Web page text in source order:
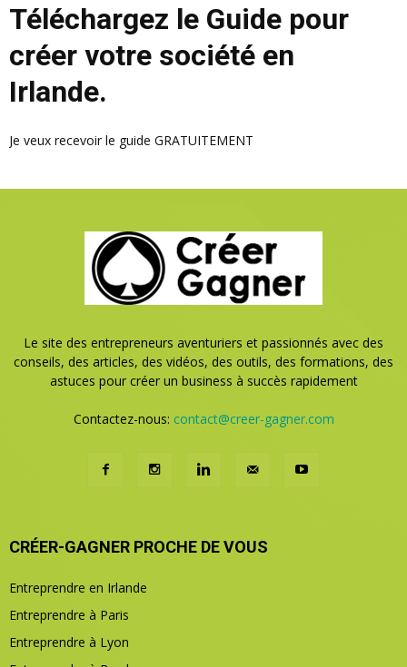
Téléchargez le Guide pour
créer votre société en
Irlande.
Je veux recevoir le guide GRATUITEMENT
Le site des entrepreneurs aventuriers et passionnés avec des
conseils, des articles, des vidéos, des outils, des formations, des
astuces pour créer un business à succès rapidement
Contactez-nous: contact@creer-gagner.com
CRÉER-GAGNER PROCHE DE VOUS
Entreprendre en Irlande
Entreprendre à Paris
Entreprendre à Lyon